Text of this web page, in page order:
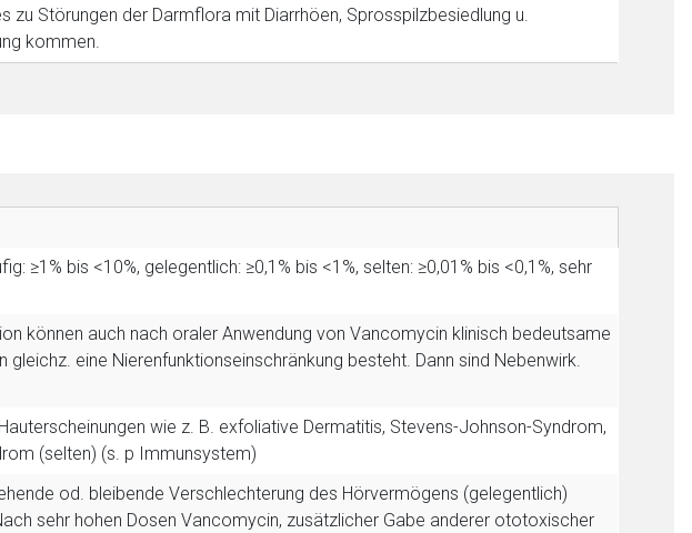
zu Störungen der Darmflora mit Diarrhöen, Sprosspilzbesiedlung u.
kommen.
≥1% bis <10%, gelegentlich: ≥0,1% bis <1%, selten: ≥0,01% bis <0,1%, sehr
können auch nach oraler Anwendung von Vancomycin klinisch bedeutsame
eine Nierenfunktionseinschränkung besteht. Dann sind Nebenwirk.
wie z. B. exfoliative Dermatitis, Stevens-Johnson-Syndrom,
(selten) (s. p Immunsystem)
od. bleibende Verschlechterung des Hörvermögens (gelegentlich)
sehr hohen Dosen Vancomycin, zusätzlicher Gabe anderer ototoxischer